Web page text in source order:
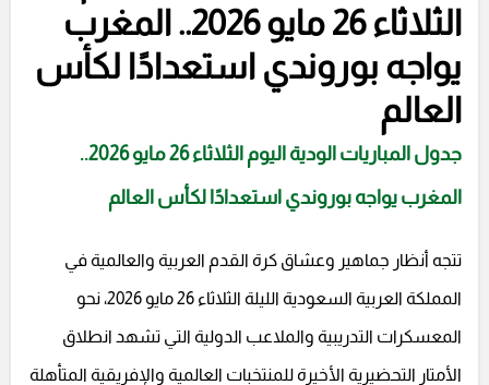
الثلاثاء 26 مايو 2026.. المغرب
يواجه بوروندي استعدادًا لكأس
العالم
جدول المباريات الودية اليوم الثلاثاء 26 مايو 2026..
المغرب يواجه بوروندي استعدادًا لكأس العالم
تتجه أنظار جماهير وعشاق كرة القدم العربية والعالمية في
المملكة العربية السعودية الليلة الثلاثاء 26 مايو 2026، نحو
المعسكرات التدريبية والملاعب الدولية التي تشهد انطلاق
الأمتار التحضيرية الأخيرة للمنتخبات العالمية والإفريقية المتأهلة